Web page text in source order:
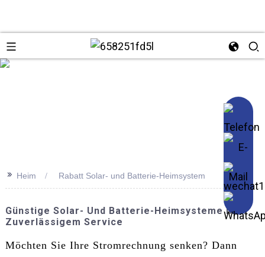
>> Heim Rabatt Solar- und Batterie-Heimsystem
Günstige Solar- Und Batterie-Heimsysteme Mit
Zuverlässigem Service
Möchten Sie Ihre Stromrechnung senken? Dann